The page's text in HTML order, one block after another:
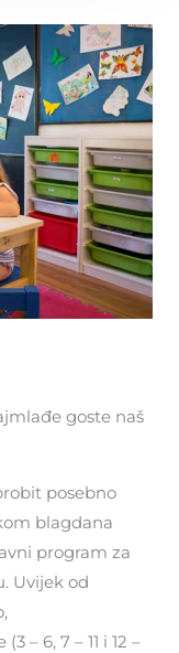
goste naš
posebno
blagdana
program za
Uvijek od
– 6, 7 – 11 i 12 –